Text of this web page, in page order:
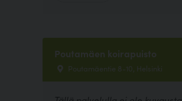
Poutamäen koirapuisto
Poutamäentie 8-10, Helsinki